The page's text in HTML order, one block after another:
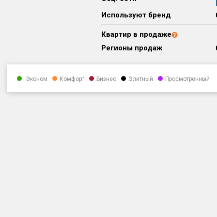
Используют бренд
Квартир в продаже
Регионы продаж
Эконом Комфорт Бизнес Элитный Просмотренный